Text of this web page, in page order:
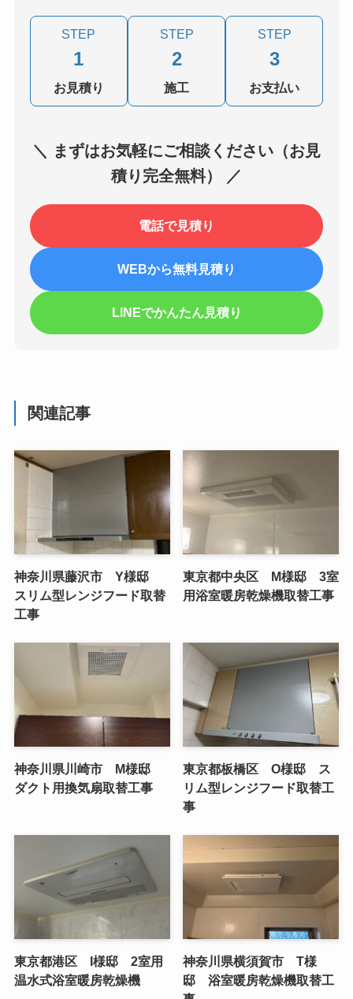
STEP
1
お見積り
STEP
2
施工
STEP
3
お支払い
＼ まずはお気軽にご相談ください（お見
積り完全無料） ／
電話で見積り
WEBから無料見積り
LINEでかんたん見積り
関連記事
神奈川県藤沢市 Y様邸
スリム型レンジフード取替
工事
東京都中央区 M様邸 3室
用浴室暖房乾燥機取替工事
神奈川県川崎市 M様邸
ダクト用換気扇取替工事
東京都板橋区 O様邸 ス
リム型レンジフード取替工
事
東京都港区 I様邸 2室用
温水式浴室暖房乾燥機
神奈川県横須賀市 T様
邸 浴室暖房乾燥機取替工